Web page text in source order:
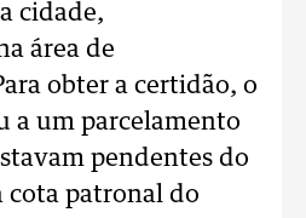
cidade,
área de
obter a certidão, o
a um parcelamento
pendentes do
patronal do